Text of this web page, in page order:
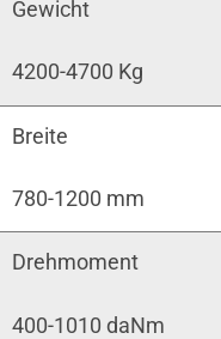
Gewicht
4200-4700 Kg
Breite
780-1200 mm
Drehmoment
400-1010 daNm